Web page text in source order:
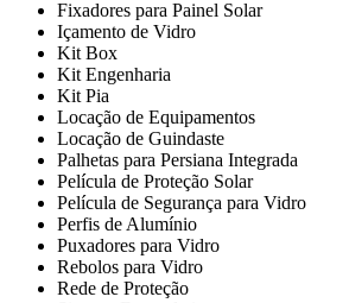
Fixadores para Painel Solar
Içamento de Vidro
Kit Box
Kit Engenharia
Kit Pia
Locação de Equipamentos
Locação de Guindaste
Palhetas para Persiana Integrada
Película de Proteção Solar
Película de Segurança para Vidro
Perfis de Alumínio
Puxadores para Vidro
Rebolos para Vidro
Rede de Proteção